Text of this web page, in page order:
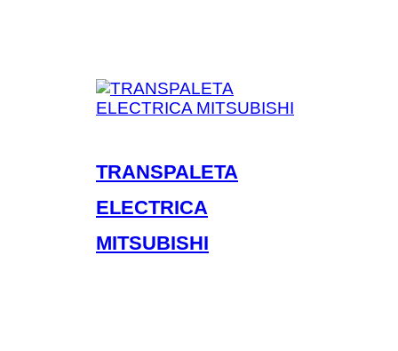
TRANSPALETA
ELECTRICA
MITSUBISHI